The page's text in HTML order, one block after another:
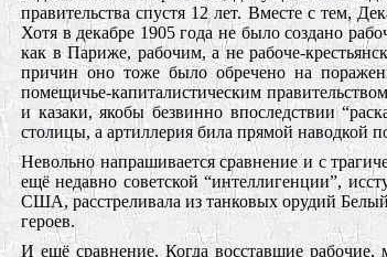
правительства спустя 12 лет. Вместе с тем,
Хотя в декабре 1905 года не было создано
как в Париже, рабочим, а не рабоче-
причин оно тоже было обречено на
помещичье-капиталистическим
и казаки, якобы безвинно впоследствии
столицы, а артиллерия била прямой
Невольно напрашивается сравнение и с
ещё недавно советской “интеллигенции”,
США, расстреливала из танковых орудий
героев.
И ещё сравнение. Когда восставшие